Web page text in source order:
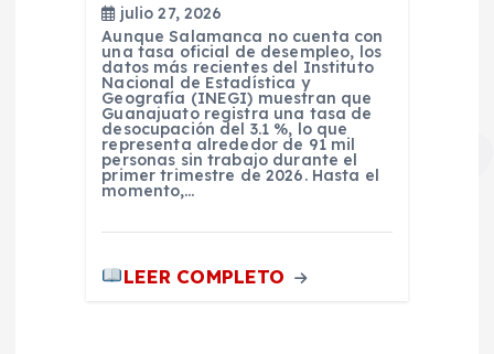
julio 27, 2026
Aunque Salamanca no cuenta con
una tasa oficial de desempleo, los
datos más recientes del Instituto
Nacional de Estadística y
Geografía (INEGI) muestran que
Guanajuato registra una tasa de
desocupación del 3.1 %, lo que
representa alrededor de 91 mil
personas sin trabajo durante el
primer trimestre de 2026. Hasta el
momento,…
LEER COMPLETO